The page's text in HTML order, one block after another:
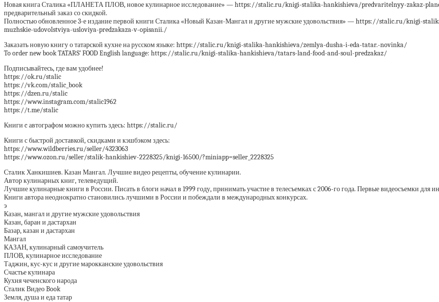
Новая книга Сталика «ПЛАНЕТА ПЛОВ, новое кулинарное исследование» — https://stalic.ru/knigi-stalika-hankishieva/predvaritelnyy-zakaz-
предварительный заказ со скидкой.
Полностью обновленное 3-е издание первой книги Сталика «Новый Казан-Мангал и другие мужские удовольствия» — https://stalic.ru/knigi-
muzhskie-udovolstviya-usloviya-predzakaza-v-opisanii./
Заказать новую книгу о татарской кухне на русском языке: https://stalic.ru/knigi-stalika-hankishieva/zemlya-dusha-i-eda-tatar.-novinka/
To order new book TATARS’ FOOD English language: https://stalic.ru/knigi-stalika-hankishieva/tatars-land-food-and-soul-predzakaz/
Подписывайтесь, где вам удобнее!
https://ok.ru/stalic
https://vk.com/stalic_book
https://dzen.ru/stalic
https://www.instagram.com/stalic1962
https://t.me/stalic
Книги c автографом можно купить здесь: https://stalic.ru/
Книги с быстрой доставкой, скидками и кэшбэком здесь:
https://www.wildberries.ru/seller/4323063
https://www.ozon.ru/seller/stalik-hankishiev-2228325/knigi-16500/?miniapp=seller_2228325
Сталик Ханкишиев. Казан Мангал. Лучшие видео рецепты, обучение кулинарии.
Автор кулинарных книг, телеведущий.
Лучшие кулинарные книги в России. Писать в блоги начал в 1999 году, принимать участие в телесъемках с 2006-го года. Первые видеосъемки для
Книги автора неоднократно становились лучшими в России и побеждали в международных конкурсах.
э
Казан, мангал и другие мужские удовольствия
Казан, баран и дастархан
Базар, казан и дастархан
Мангал
КАЗАН, кулинарный самоучитель
ПЛОВ, кулинарное исследование
Таджин, кус-кус и другие марокканские удовольствия
Счастье кулинара
Кухня чеченского народа
Сталик Видео Book
Земля, душа и еда татар